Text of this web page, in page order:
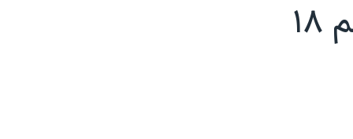
سقوط اتوبوس در جاده هراز دست کم ۱۸